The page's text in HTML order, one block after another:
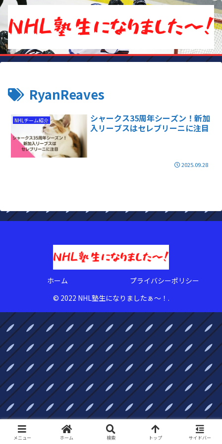
RyanReaves
NHLチーム紹介
シャークス35周年シーズン！新加
入リーブスはセレブリーニに注目
2025.09.28
ホーム
プライバシーポリシー
© 2022 NHL塾生になりましたぁ〜！.
メニュー ホーム 検索 トップ サイドバー